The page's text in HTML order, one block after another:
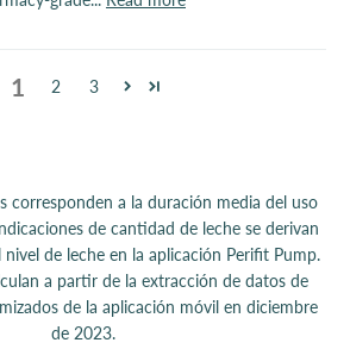
1 2 3
corresponden a la duración media del uso
de cantidad de leche se derivan
nivel de leche en la aplicación Perifit Pump.
a partir de la extracción de datos de
de la aplicación móvil en diciembre
de 2023.